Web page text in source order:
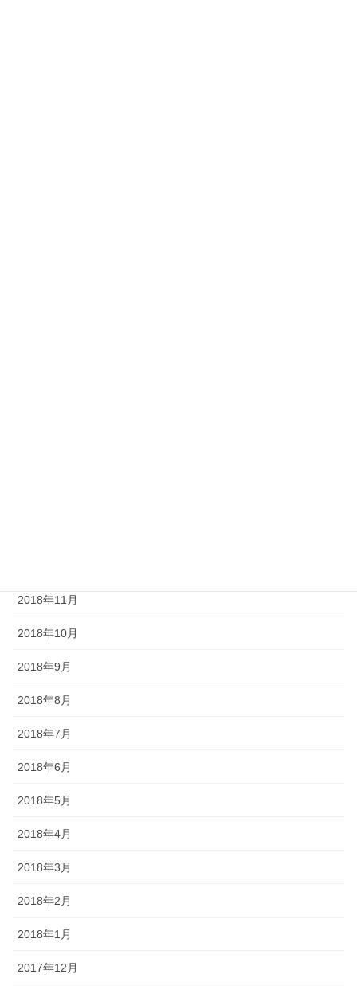
2018年11月
2018年10月
2018年9月
2018年8月
2018年7月
2018年6月
2018年5月
2018年4月
2018年3月
2018年2月
2018年1月
2017年12月